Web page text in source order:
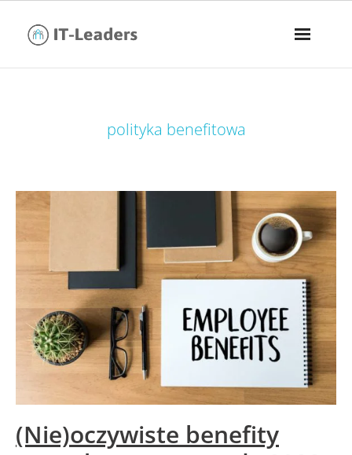
polityka benefitowa
(Nie)oczywiste benefity